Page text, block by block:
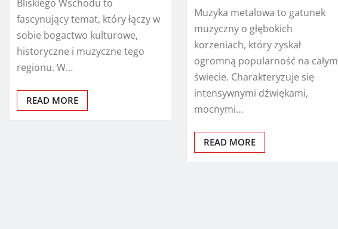
Bliskiego Wschodu to
fascynujący temat, który łączy w
sobie bogactwo kulturowe,
historyczne i muzyczne tego
regionu. W…
READ MORE
Muzyka metalowa to gatunek
muzyczny o głębokich
korzeniach, który zyskał
ogromną popularność na całym
świecie. Charakteryzuje się
intensywnymi dźwiękami,
mocnymi…
READ MORE